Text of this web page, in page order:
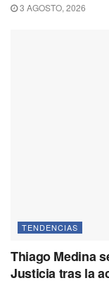
3 AGOSTO, 2026
TENDENCIAS
Thiago Medina
Justicia tras la